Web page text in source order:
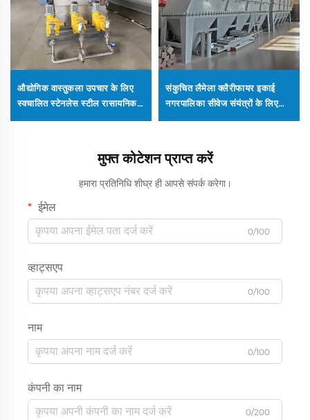
औद्योगिक वास्तुकला उपचार के लिए
स्वचालित स्टेनलेस स्टील रासायनिक
संकुचित लैमेला क्लैरीफायर इकाई
नगरपालिका सीवेज संयंत्रों के लिए
मुफ्त कोटेशन प्राप्त करें
हमारा प्रतिनिधि शीघ्र ही आपसे संपर्क करेगा।
ईमेल
0/100
व्हाट्सएप
0/100
नाम
0/100
कंपनी का नाम
0/200